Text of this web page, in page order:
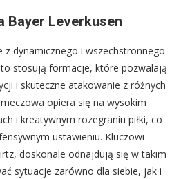
Bayer Leverkusen
z dynamicznego i wszechstronnego
stosują formacje, które pozwalają
i skuteczne atakowanie z różnych
opiera się na wysokim
i kreatywnym rozegraniu piłki, co
ustawieniu. Kluczowi
doskonale odnajdują się w takim
sytuacje zarówno dla siebie, jak i